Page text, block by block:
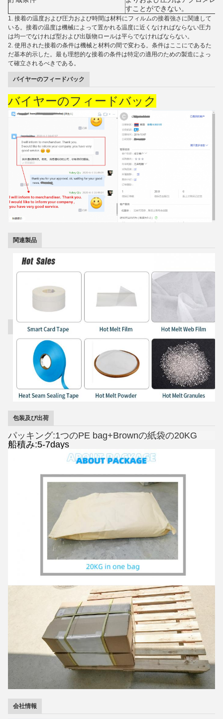
すことができない。
1. 接着の温度および圧力および時間は材料にフィルムの接着強さに関連して
いる。接着の温度は機械によって置かれる温度に近くなければならない圧力
は均一でなければ型および出版物ロールは平らでなければならない。
2. 使用された接着の条件は機械と材料の間で変わる。条件はここにであるた
だ基本的示した。最も理想的な接着の条件は特定の適用のための製造によっ
て確立されるべきである。
バイヤーのフィードバック
バイヤーのフィードバック
関連製品
包装及び出荷
パッキング:1つのPE bag+Brownの紙袋の20KG
船積み:5-7days
会社情報